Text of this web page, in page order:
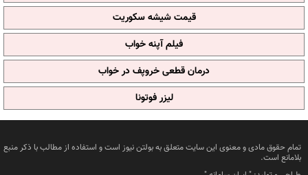
قیمت شیشه سکوریت
فیلم آپنه خواب
درمان قطعی خروپف در خواب
لیزر فوتونا
تمام حقوق مادی و معنوی این سایت متعلق به بولتن نیوز است و استفاده از مطالب با ذکر منبع
بلامانع است.